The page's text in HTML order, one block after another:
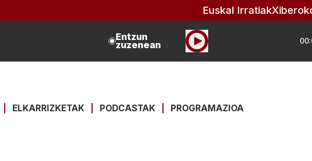
Euskal Irratiak
Entzun
zuzenean
ELKARRIZKETAK PODCASTAK PROGRAMAZIOA